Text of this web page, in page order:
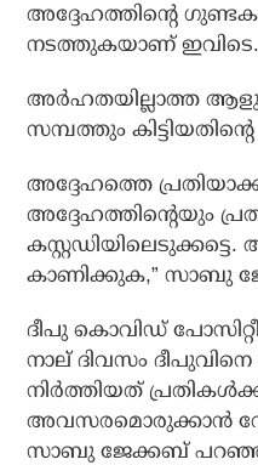
അദ്ദേഹത്തിന്റെ
നടത്തുകയാണ് ഇവിടെ.
അര്‍ഹതയില്ലാത്ത
സമ്പത്തും
അദ്ദേഹത്തെ
അദ്ദേഹത്തിന്റെയും
കാണിക്കുക,” സാബു
ദീപു കൊവിഡ്
നാല് ദിവസം
നിര്‍ത്തിയത്
അവസരമൊരുക്കാന്‍
സാബു ജേക്കബ്